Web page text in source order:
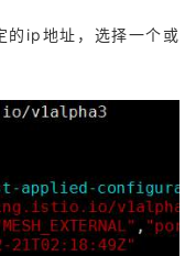
的ip地址，选择一个或